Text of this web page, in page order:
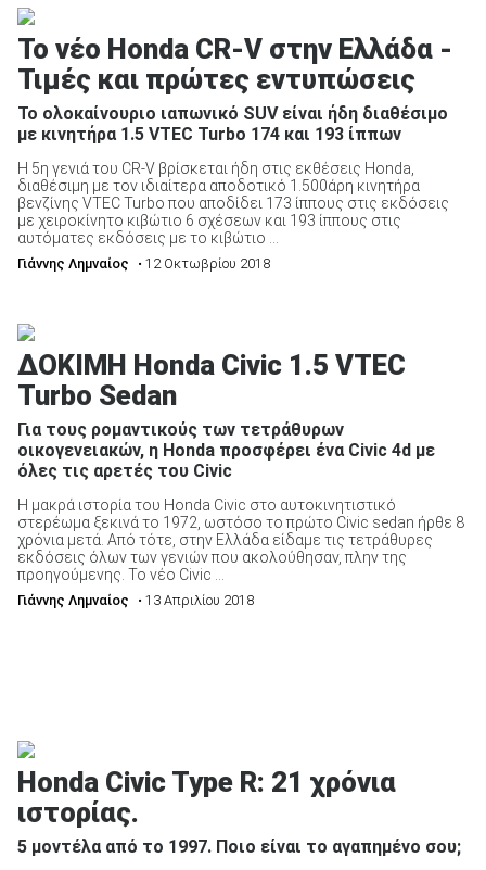
Επιχειρήσεις
ΑΝΑΖΗΤΗΣΗ
Το νέο Honda CR-V στην Ελλάδα -
Τιμές και πρώτες εντυπώσεις
Το ολοκαίνουριο ιαπωνικό SUV είναι ήδη διαθέσιμο
με κινητήρα 1.5 VTEC Turbo 174 και 193 ίππων
Η 5η γενιά του CR-V βρίσκεται ήδη στις εκθέσεις Honda,
διαθέσιμη με τον ιδιαίτερα αποδοτικό 1.500άρη κινητήρα
βενζίνης VTEC Turbo που αποδίδει 173 ίππους στις εκδόσεις
με χειροκίνητο κιβώτιο 6 σχέσεων και 193 ίππους στις
αυτόματες εκδόσεις με το κιβώτιο ...
Γιάννης Λημναίος • 12 Οκτωβρίου 2018
ΔΟΚΙΜΗ Honda Civic 1.5 VTEC
Turbo Sedan
Για τους ρομαντικούς των τετράθυρων
οικογενειακών, η Honda προσφέρει ένα Civic 4d με
όλες τις αρετές του Civic
Η μακρά ιστορία του Honda Civic στο αυτοκινητιστικό
στερέωμα ξεκινά το 1972, ωστόσο το πρώτο Civic sedan ήρθε 8
χρόνια μετά. Από τότε, στην Ελλάδα είδαμε τις τετράθυρες
εκδόσεις όλων των γενιών που ακολούθησαν, πλην της
προηγούμενης. Το νέο Civic ...
Γιάννης Λημναίος • 13 Απριλίου 2018
Honda Civic Type R: 21 χρόνια
ιστορίας.
5 μοντέλα από το 1997. Ποιο είναι το αγαπημένο σου;